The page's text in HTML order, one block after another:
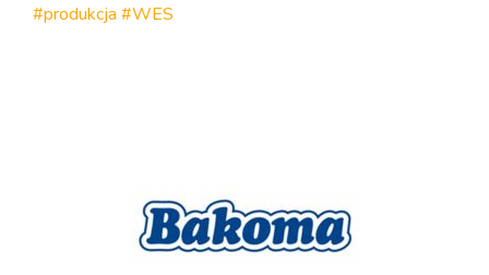
#produkcja #WES